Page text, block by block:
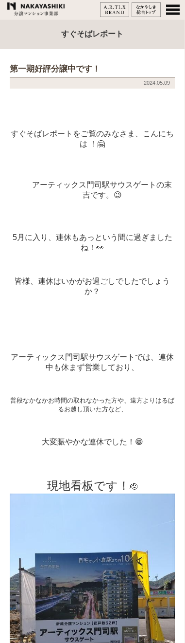
すぐそばレポート
第一期好評分譲中です！
2024.05.09
すぐそばレポートをご覧のみなさま、こんにち
は ！🤗
アーティックス門司駅サウスゲートの末
吉です。😉
5月に入り、連休もあっという間に過ぎました
ね！👀
皆様、連休はいかがお過ごしでしたでしょう
か？
アーティックス門司駅サウスゲートでは、連休
中も休まず営業しており、
普段なかなかお時間の取れなかった方や、遠方よりはるば
るお越し頂いた方など、
大変賑やかな連休でした！ 😁
現地看板です！ 🫡